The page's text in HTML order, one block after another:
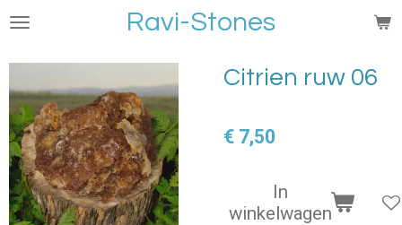
Ga
naar
hoofdinhoud
Ravi-Stones
Citrien ruw 06
€ 7,50
In
winkelwagen